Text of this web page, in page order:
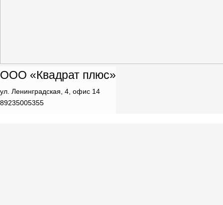
ООО «Квадрат плюс»
ул. Ленинградская, 4, офис 14
89235005355